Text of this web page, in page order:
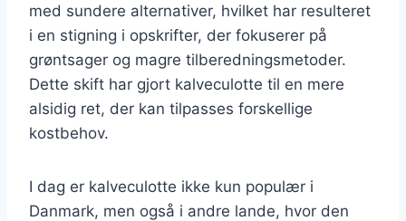
med sundere alternativer, hvilket har resulteret
i en stigning i opskrifter, der fokuserer på
grøntsager og magre tilberedningsmetoder.
Dette skift har gjort kalveculotte til en mere
alsidig ret, der kan tilpasses forskellige
kostbehov.
I dag er kalveculotte ikke kun populær i
Danmark, men også i andre lande, hvor den